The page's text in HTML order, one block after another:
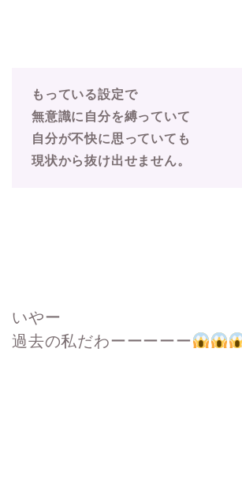
もっている設定で
無意識に自分を縛っていて
自分が不快に思っていても
現状から抜け出せません。
いやー
過去の私だわーーーーー